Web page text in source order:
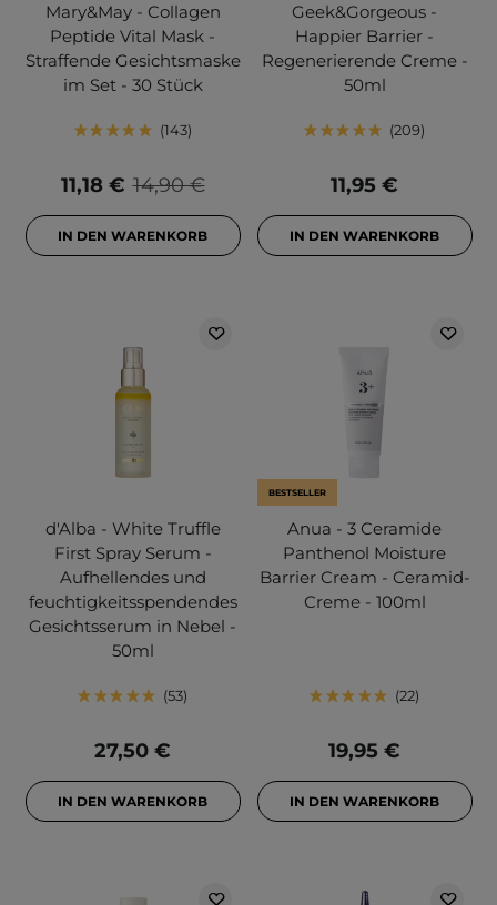
Mary&May - Collagen
Peptide Vital Mask -
Straffende Gesichtsmaske
im Set - 30 Stück
143
14,90 €
11,18 €
IN DEN WARENKORB
Geek&Gorgeous -
Happier Barrier -
Regenerierende Creme -
50ml
209
11,95 €
IN DEN WARENKORB
d'Alba - White Truffle
First Spray Serum -
Aufhellendes und
feuchtigkeitsspendendes
Gesichtsserum in Nebel -
50ml
53
27,50 €
IN DEN WARENKORB
BESTSELLER
Anua - 3 Ceramide
Panthenol Moisture
Barrier Cream - Ceramid-
Creme - 100ml
22
19,95 €
IN DEN WARENKORB